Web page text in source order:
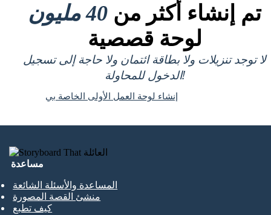
تم إنشاء أكثر من 40 مليون
لوحة قصصية
لا توجد تنزيلات ولا بطاقة ائتمان ولا حاجة إلى تسجيل
الدخول للمحاولة!
إنشاء لوحة العمل الأولى الخاصة بي
مساعدة
المساعدة والأسئلة الشائعة
منشئ القصة المصورة
كيف تطبع